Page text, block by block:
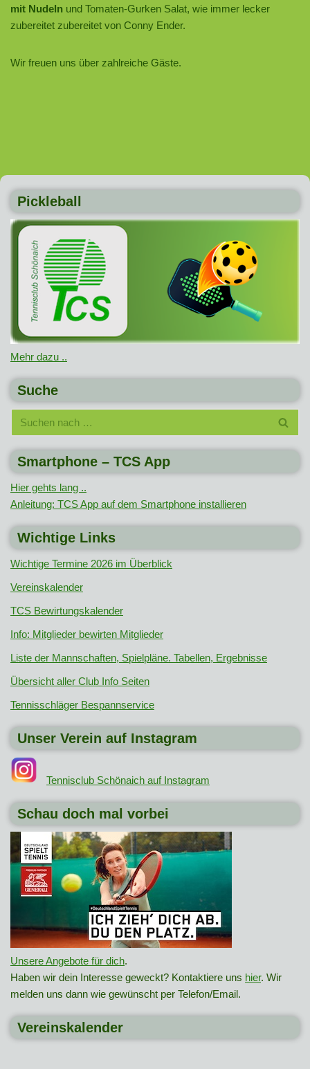
mit Nudeln und Tomaten-Gurken Salat, wie immer lecker
zubereitet zubereitet von Conny Ender.
Wir freuen uns über zahlreiche Gäste.
Pickleball
Mehr dazu ..
Suche
Smartphone – TCS App
Hier gehts lang ..
Anleitung: TCS App auf dem Smartphone installieren
Wichtige Links
Wichtige Termine 2026 im Überblick
Vereinskalender
TCS Bewirtungskalender
Info: Mitglieder bewirten Mitglieder
Liste der Mannschaften, Spielpläne. Tabellen, Ergebnisse
Übersicht aller Club Info Seiten
Tennisschläger Bespannservice
Unser Verein auf Instagram
Tennisclub Schönaich auf Instagram
Schau doch mal vorbei
Unsere Angebote für dich.
Haben wir dein Interesse geweckt? Kontaktiere uns hier. Wir
melden uns dann wie gewünscht per Telefon/Email.
Vereinskalender